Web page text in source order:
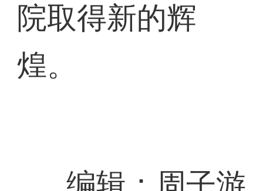
院取得新的辉
煌。
编辑：周子游